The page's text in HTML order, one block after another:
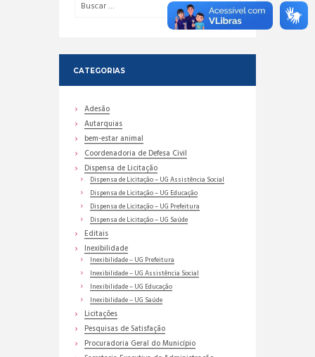
CATEGORIAS
Adesão
Autarquias
bem-estar animal
Coordenadoria de Defesa Civil
Dispensa de Licitação
Dispensa de Licitação – UG Assistência Social
Dispensa de Licitação – UG Educação
Dispensa de Licitação – UG Prefeitura
Dispensa de Licitação – UG Saúde
Editais
Inexibilidade
Inexibilidade – UG Prefeitura
Inexibilidade – UG Assistência Social
Inexibilidade – UG Educação
Inexibilidade – UG Saúde
Licitações
Pesquisas de Satisfação
Procuradoria Geral do Município